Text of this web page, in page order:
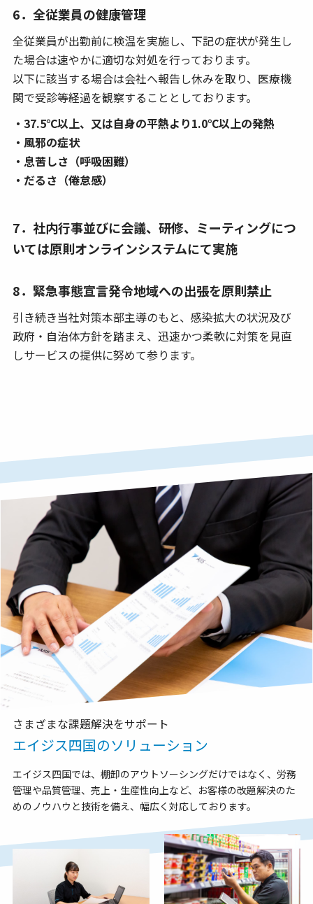
6．全従業員の健康管理
全従業員が出勤前に検温を実施し、下記の症状が発生し
た場合は速やかに適切な対処を行っております。
以下に該当する場合は会社へ報告し休みを取り、医療機
関で受診等経過を観察することとしております。
・37.5℃以上、又は自身の平熱より1.0℃以上の発熱
・風邪の症状
・息苦しさ（呼吸困難）
・だるさ（倦怠感）
7．社内行事並びに会議、研修、ミーティングにつ
いては原則オンラインシステムにて実施
8．緊急事態宣言発令地域への出張を原則禁止
引き続き当社対策本部主導のもと、感染拡大の状況及び
政府・自治体方針を踏まえ、迅速かつ柔軟に対策を見直
しサービスの提供に努めて参ります。
さまざまな課題解決をサポート
エイジス四国のソリューション
エイジス四国では、棚卸のアウトソーシングだけではなく、労務
管理や品質管理、売上・生産性向上など、お客様の改題解決のた
めのノウハウと技術を備え、幅広く対応しております。